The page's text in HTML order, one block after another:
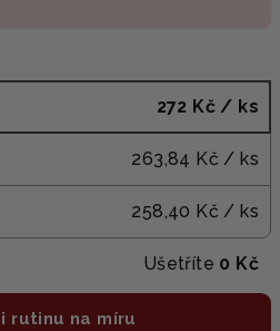
272 Kč / ks
263,84 Kč / ks
258,40 Kč / ks
Ušetříte 0 Kč
rutinu na míru